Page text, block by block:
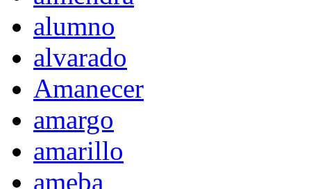
alumno
alvarado
Amanecer
amargo
amarillo
ameba